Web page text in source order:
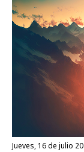
jueves, 16 de julio